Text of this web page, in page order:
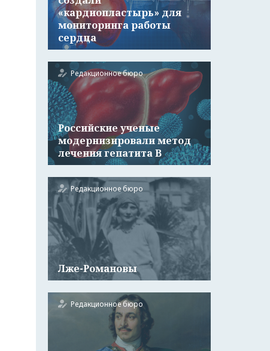
«кардиопластырь» для
мониторинга работы
сердца
Редакционное бюро
Российские ученые
модернизировали метод
лечения гепатита В
Редакционное бюро
Лже-Романовы
Редакционное бюро